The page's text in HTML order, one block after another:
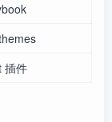
插件